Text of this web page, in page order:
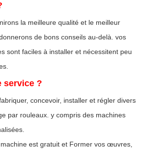
la meilleure qualité et le meilleur
de bons conseils au-delà. vos
sont faciles à installer et nécessitent peu
service ?
concevoir, installer et régler divers
par rouleaux. y compris des machines
est gratuit et Former vos œuvres,